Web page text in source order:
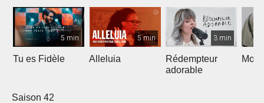
5 min
Tu es Fidèle
5 min
Alleluia
3 min
Rédempteur
adorable
Mon
Saison 42